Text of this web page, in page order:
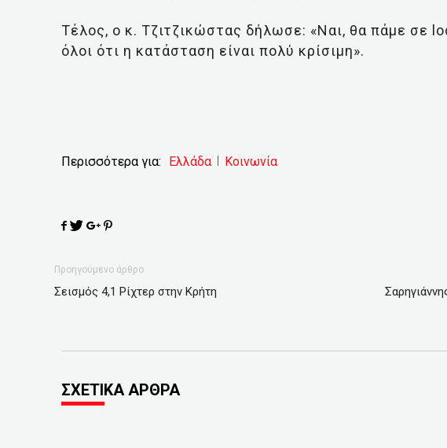
Τέλος, ο κ. Τζιτζικώστας δήλωσε: «Ναι, θα πάμε σε
όλοι ότι η κατάσταση είναι πολύ κρίσιμη».
Περισσότερα για: Ελλάδα Κοινωνία
Προηγούμενο άρθρο
Σεισμός 4,1 Ρίχτερ στην Κρήτη
ΣΧΕΤΙΚΑ ΑΡΘΡΑ